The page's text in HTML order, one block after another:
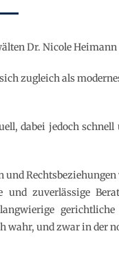
Dr. Nicole Heimann
zugleich als
dabei jedoch
zuverlässige
wahr, und zwar in der